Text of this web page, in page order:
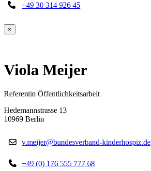
+49 30 314 926 45
×
Viola Meijer
Referentin Öffentlichkeitsarbeit
Hedemannstrasse 13
10969 Berlin
v.meijer@bundesverband-kinderhospiz.de
+49 (0) 176 555 777 68